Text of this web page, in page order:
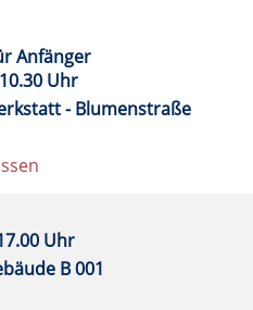
Anfänger
Uhr
- Blumenstraße
Uhr
B 001